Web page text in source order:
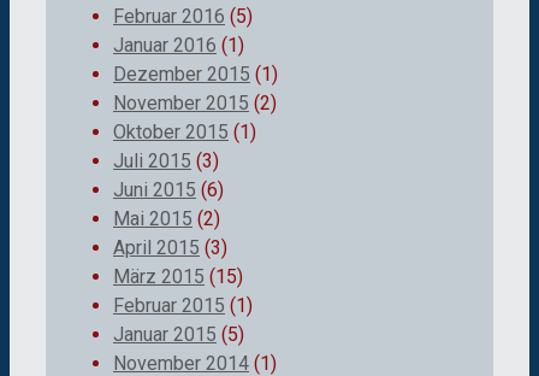
Februar 2016 (5)
Januar 2016 (1)
Dezember 2015 (1)
November 2015 (2)
Oktober 2015 (1)
Juli 2015 (3)
Juni 2015 (6)
Mai 2015 (2)
April 2015 (3)
März 2015 (15)
Februar 2015 (1)
Januar 2015 (5)
November 2014 (1)